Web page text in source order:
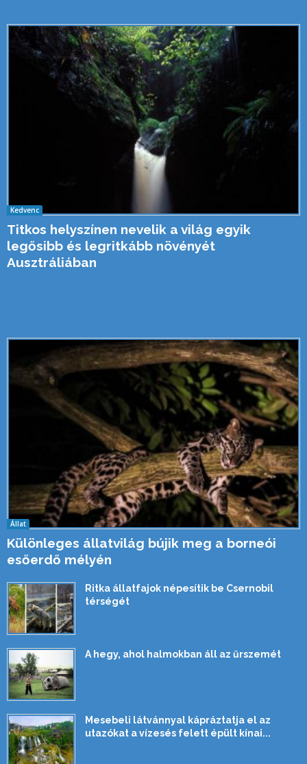
Kedvenc
Titkos helyszínen nevelik a világ egyik
legősibb és legritkább növényét
Ausztráliában
Állat
Különleges állatvilág bújik meg a borneói
esőerdő mélyén
Ritka állatfajok népesítik be Csernobil
térségét
A hegy, ahol halmokban áll az űrszemét
Mesebeli látvánnyal kápráztatja el az
utazókat a vízesés felett épült kínai...